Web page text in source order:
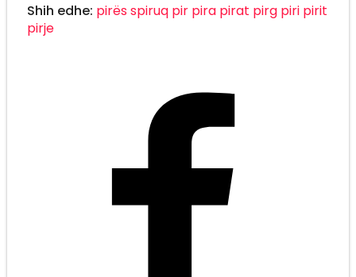
Shih edhe: pirësspiruq pir pira pirat pirg piri pirit
pirje